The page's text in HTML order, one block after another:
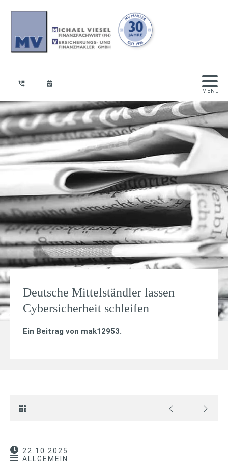
Deutsche Mittelständler lassen
Cybersicherheit schleifen
Ein Beitrag von mak12953.
22.10.2025
ALLGEMEIN